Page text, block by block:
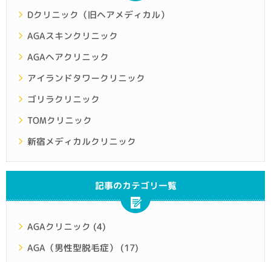
Dクリニック（旧ヘアメディカル）
AGAスキンクリニック
AGAヘアクリニック
アイランドタワークリニック
ゴリラクリニック
TOMクリニック
新宿メディカルクリニック
記事のカテゴリ一覧
AGAクリニック (4)
AGA（男性型脱毛症）
(17)